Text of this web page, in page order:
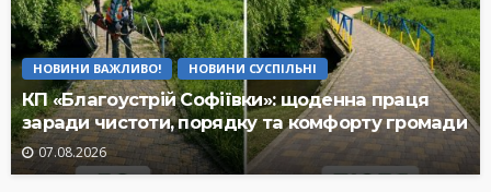
НОВИНИ ВАЖЛИВО! НОВИНИ СУСПІЛЬНІ
КП «Благоустрій Софіївки»: щоденна праця
заради чистоти, порядку та комфорту громади
07.08.2026